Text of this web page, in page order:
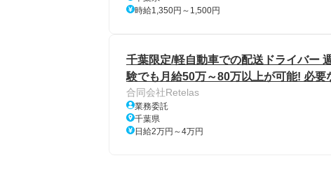
時給1,350円～1,500円
千葉限定/軽自動車での配送ドライバー
験でも月給50万～80万以上が可能! 必要
合同会社Retelas
業務委託
千葉県
日給2万円～4万円